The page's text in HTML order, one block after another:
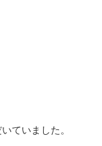
ていました。